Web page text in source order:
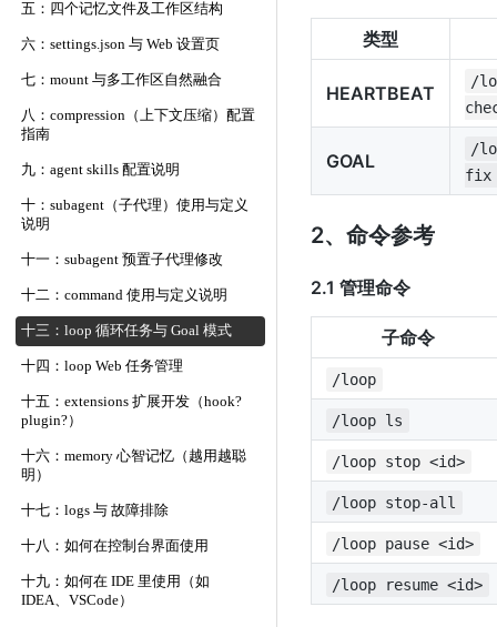
五：四个记忆文件及工作区结构
六：settings.json 与 Web 设置页
七：mount 与多工作区自然融合
八：compression（上下文压缩）配置
指南
九：agent skills 配置说明
十：subagent（子代理）使用与定义
说明
十一：subagent 预置子代理修改
十二：command 使用与定义说明
十三：loop 循环任务与 Goal 模式
十四：loop Web 任务管理
十五：extensions 扩展开发（hook?
plugin?）
十六：memory 心智记忆（越用越聪
明）
十七：logs 与 故障排除
十八：如何在控制台界面使用
十九：如何在 IDE 里使用（如
IDEA、VSCode）
类型
HEARTBEAT
/
GOAL
/
fix
2、命令参考
2.1 管理命令
子命令
/loop
/loop ls
/loop stop <id>
/loop stop-all
/loop pause <id>
/loop resume <id>